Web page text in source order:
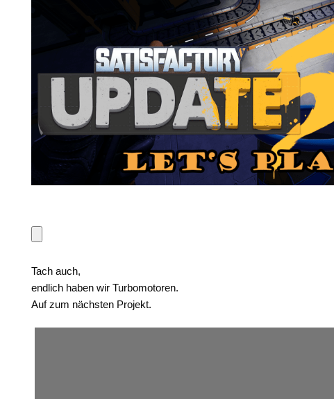
Tach auch,
endlich haben wir Turbomotoren.
Auf zum nächsten Projekt.